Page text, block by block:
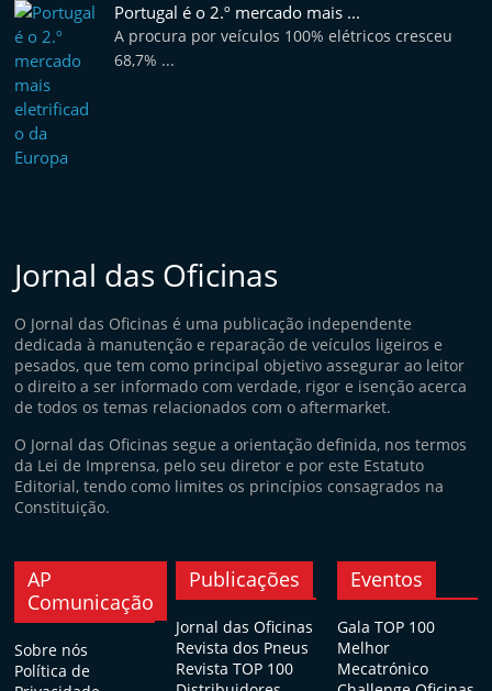
Portugal é o 2.º mercado mais ...
A procura por veículos 100% elétricos cresceu
68,7% ...
Jornal das Oficinas
O Jornal das Oficinas é uma publicação independente
dedicada à manutenção e reparação de veículos ligeiros e
pesados, que tem como principal objetivo assegurar ao leitor
o direito a ser informado com verdade, rigor e isenção acerca
de todos os temas relacionados com o aftermarket.
O Jornal das Oficinas segue a orientação definida, nos termos
da Lei de Imprensa, pelo seu diretor e por este Estatuto
Editorial, tendo como limites os princípios consagrados na
Constituição.
AP
Comunicação
Sobre nós
Política de
Publicações
Jornal das Oficinas
Revista dos Pneus
Revista TOP 100
Eventos
Gala TOP 100
Melhor
Mecatrónico